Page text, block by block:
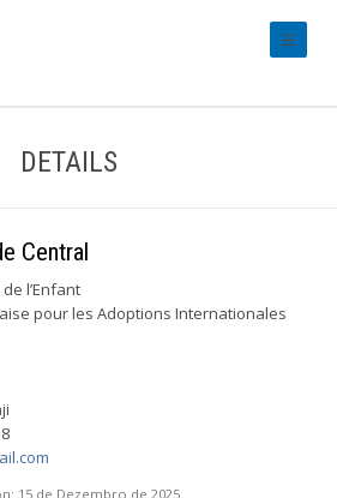
DETAILS
Central
l’Enfant
pour les Adoptions Internationales
15 de Dezembro de 2025